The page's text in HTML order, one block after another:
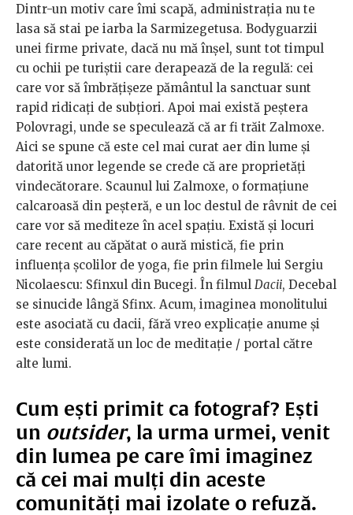
Dintr-un motiv care îmi scapă, administraţia nu te
lasa să stai pe iarba la Sarmizegetusa. Bodyguarzii
unei firme private, dacă nu mă înşel, sunt tot timpul
cu ochii pe turiştii care derapează de la regulă: cei
care vor să îmbrăţişeze pământul la sanctuar sunt
rapid ridicaţi de subţiori. Apoi mai există peştera
Polovragi, unde se speculează că ar fi trăit Zalmoxe.
Aici se spune că este cel mai curat aer din lume şi
datorită unor legende se crede că are proprietăţi
vindecătorare. Scaunul lui Zalmoxe, o formaţiune
calcaroasă din peşteră, e un loc destul de râvnit de cei
care vor să mediteze în acel spaţiu. Există şi locuri
care recent au căpătat o aură mistică, fie prin
influenţa şcolilor de yoga, fie prin filmele lui Sergiu
Nicolaescu: Sfinxul din Bucegi. În filmul Dacii, Decebal
se sinucide lângă Sfinx. Acum, imaginea monolitului
este asociată cu dacii, fără vreo explicaţie anume şi
este considerată un loc de meditaţie / portal către
alte lumi.
Cum ești primit ca fotograf? Ești
un outsider, la urma urmei, venit
din lumea pe care îmi imaginez
că cei mai mulți din aceste
comunități mai izolate o refuză.